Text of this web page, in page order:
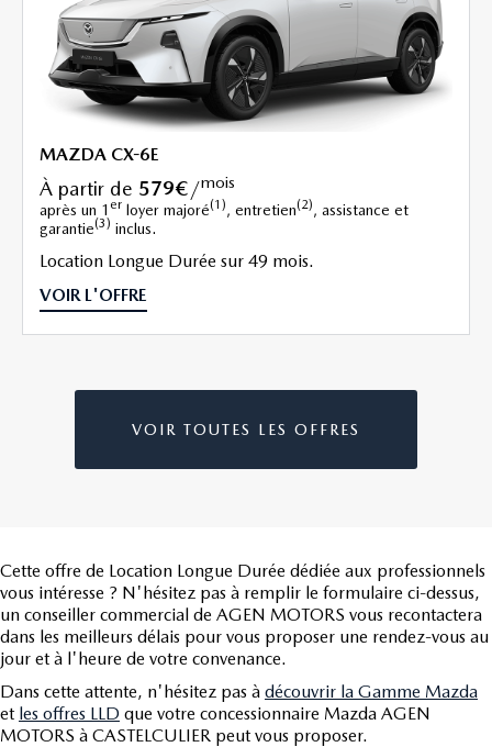
MAZDA CX-6E
à partir de 579€/mois
après un 1 er loyer majoré(1), entretien(2), assistance et
garantie(3) inclus.
Location Longue Durée sur 49 mois.
VOIR L'OFFRE
VOIR TOUTES LES OFFRES
Cette offre de Location Longue Durée dédiée aux professionnels
vous intéresse ? N'hésitez pas à remplir le formulaire ci-dessus,
un conseiller commercial de AGEN MOTORS vous recontactera
dans les meilleurs délais pour vous proposer une rendez-vous au
jour et à l'heure de votre convenance.
Dans cette attente, n'hésitez pas à découvrir la Gamme Mazda
et les offres LLD que votre concessionnaire Mazda AGEN
MOTORS à CASTELCULIER peut vous proposer.